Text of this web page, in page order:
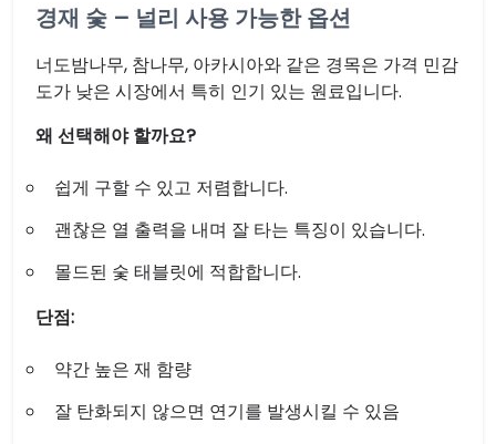
경재 숯 – 널리 사용 가능한 옵션
너도밤나무, 참나무, 아카시아와 같은 경목은 가격 민감
도가 낮은 시장에서 특히 인기 있는 원료입니다.
왜 선택해야 할까요?
쉽게 구할 수 있고 저렴합니다.
괜찮은 열 출력을 내며 잘 타는 특징이 있습니다.
몰드된 숯 태블릿에 적합합니다.
단점:
약간 높은 재 함량
잘 탄화되지 않으면 연기를 발생시킬 수 있음